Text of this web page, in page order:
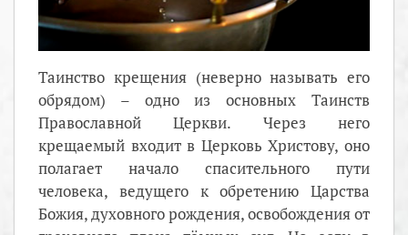
Таинство крещения (неверно называть его
обрядом) – одно из основных Таинств
Православной Церкви. Через него
крещаемый входит в Церковь Христову, оно
полагает начало спасительного пути
человека, ведущего к обретению Царства
Божия, духовного рождения, освобождения от